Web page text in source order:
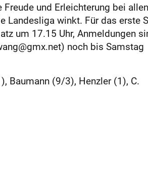
und Erleichterung bei allen
Landesliga winkt. Für das erste
um 17.15 Uhr, Anmeldungen
noch bis Samstag
Baumann (9/3), Henzler (1), C.